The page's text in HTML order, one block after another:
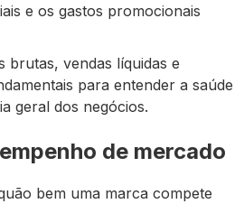
e os gastos promocionais
brutas, vendas líquidas e
para entender a saúde
geral dos negócios.
de mercado
bem uma marca compete